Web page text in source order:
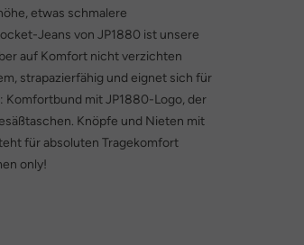
etwas schmalere
Jeans von JP1880 ist unsere
auf Komfort nicht verzichten
strapazierfähig und eignet sich für
Komfortbund mit JP1880-Logo, der
Knöpfe und Nieten mit
für absoluten Tragekomfort
only!